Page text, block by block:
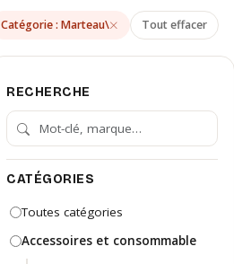
Catégorie : Marteau\ Tout effacer
RECHERCHE
CATÉGORIES
Toutes catégories
Accessoires et consommable